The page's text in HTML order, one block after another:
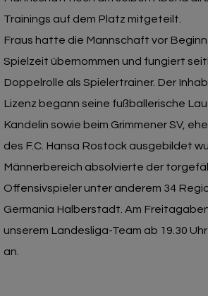
Trainings auf dem Platz mitgeteilt.
Fraus hatte die Mannschaft vor
Spielzeit übernommen und fungiert
Doppelrolle als Spielertrainer. Der
Lizenz begann seine fußballerische
Kandelin sowie beim Grimmener SV,
des F.C. Hansa Rostock ausgebildet
Männerbereich absolvierte der
Offensivspieler unter anderem 34
Germania Halberstadt. Am
unserem Landesliga-Team ab 19.30
an.